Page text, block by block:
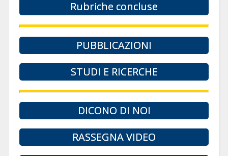
Rubriche concluse
PUBBLICAZIONI
STUDI E RICERCHE
DICONO DI NOI
RASSEGNA VIDEO